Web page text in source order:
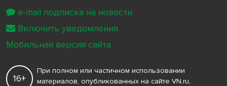
16+
При полном или частичном использовании
материалов, опубликованных на сайте VN.ru,
e-mail подписка на новости
Включить уведомления
Мобильная версия сайта